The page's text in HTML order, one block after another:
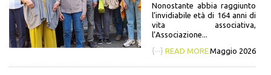
Nonostante abbia raggiunto
l’invidiabile età di 164 anni di
vita associativa,
l’Associazione...
{···} READ MOREMaggio 2026